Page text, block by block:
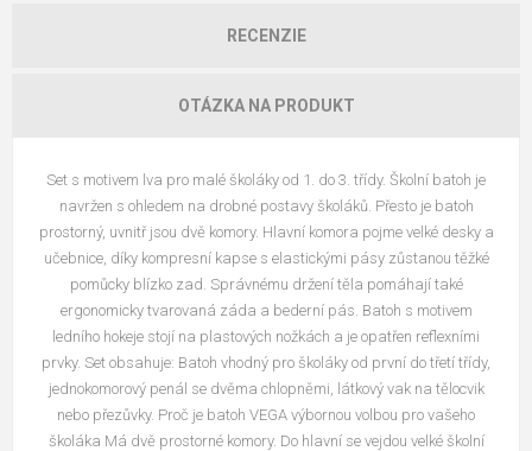
RECENZIE
OTÁZKA NA PRODUKT
Set s motivem lva pro malé školáky od 1. do 3. třídy. Školní batoh je
navržen s ohledem na drobné postavy školáků. Přesto je batoh
prostorný, uvnitř jsou dvě komory. Hlavní komora pojme velké desky a
učebnice, díky kompresní kapse s elastickými pásy zůstanou těžké
pomůcky blízko zad. Správnému držení těla pomáhají také
ergonomicky tvarovaná záda a bederní pás. Batoh s motivem
ledního hokeje stojí na plastových nožkách a je opatřen reflexními
prvky. Set obsahuje: Batoh vhodný pro školáky od první do třetí třídy,
jednokomorový penál se dvěma chlopněmi, látkový vak na tělocvik
nebo přezůvky. Proč je batoh VEGA výbornou volbou pro vašeho
školáka Má dvě prostorné komory. Do hlavní se vejdou velké školní